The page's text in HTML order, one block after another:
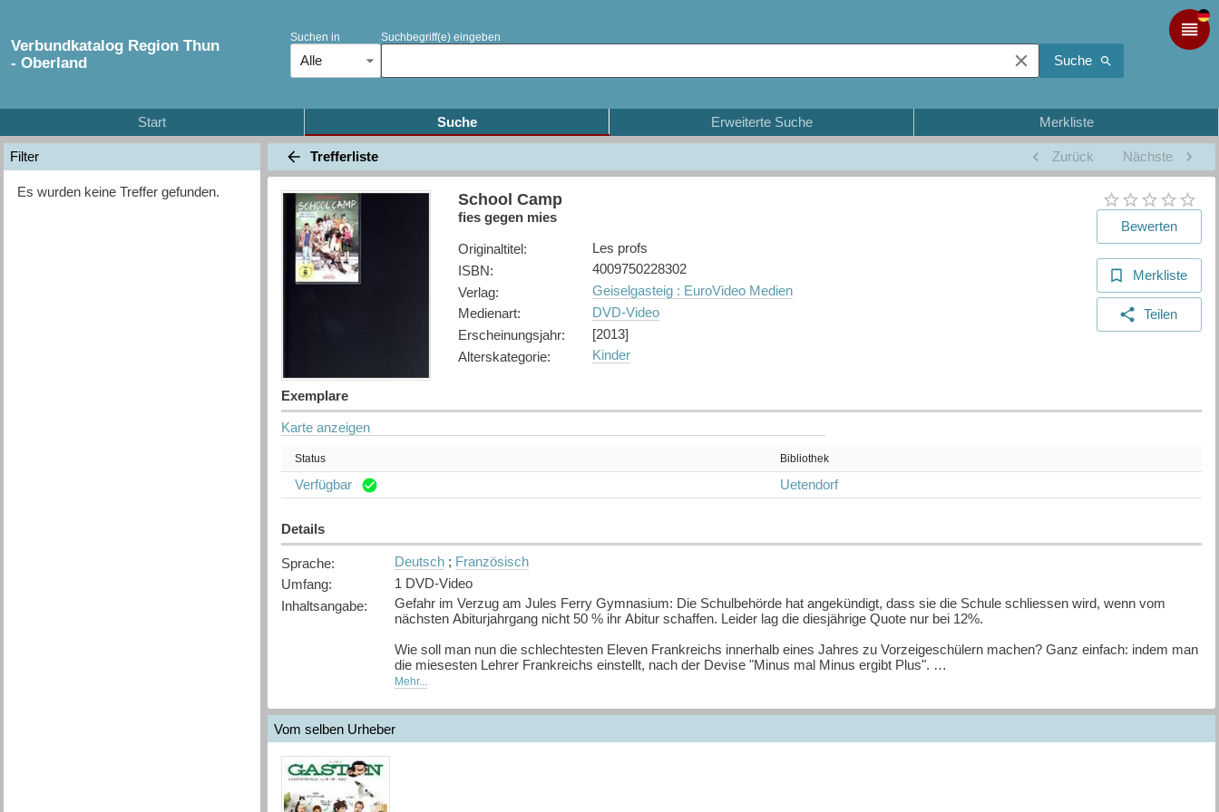
Verbundkatalog Region Thun
- Oberland
Suchen in
Alle
Suchbegriff(e) eingeben
Suche
Start Suche Erweiterte Suche Merkliste
Filter
Es wurden keine Treffer gefunden.
Trefferliste Zurück Nächste
School Camp
fies gegen mies
Originaltitel:
Les profs
ISBN:
4009750228302
Verlag:
Geiselgasteig : EuroVideo Medien
Medienart:
DVD-Video
Erscheinungsjahr:
[2013]
Alterskategorie: Kinder
Bewerten
Merkliste
Teilen
Exemplare
Karte anzeigen
Status Bibliothek
Verfügbar Uetendorf
Details
Sprache: Deutsch; Französisch
Umfang:
1 DVD-Video
Inhaltsangabe:
Gefahr im Verzug am Jules Ferry Gymnasium: Die Schulbehörde hat angekündigt, dass sie die Schule schliessen wird, wenn vom
nächsten Abiturjahrgang nicht 50 % ihr Abitur schaffen. Leider lag die diesjährige Quote nur bei 12%.
Wie soll man nun die schlechtesten Eleven Frankreichs innerhalb eines Jahres zu Vorzeigeschülern machen? Ganz einfach: indem man
die miesesten Lehrer Frankreichs einstellt, nach der Devise "Minus mal Minus ergibt Plus".
Pädagogen, die das ganze Spektrum von entnervt bis dusselig abdecken, stimmt überhaupt nicht. Da muss dringend ein Wunder her,
damit die wahnwitzige Rechnung am Ende doch noch aufgeht.
[Quelle: Buchhaus.ch, bearbeitet mit ChatGPT]
Mehr...
Vom selben Urheber